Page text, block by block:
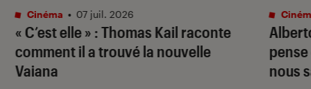
« C’est elle » : Thomas Kail raconte
comment il a trouvé la nouvelle
Vaiana
Cinéma • 07 juil. 2026
nous